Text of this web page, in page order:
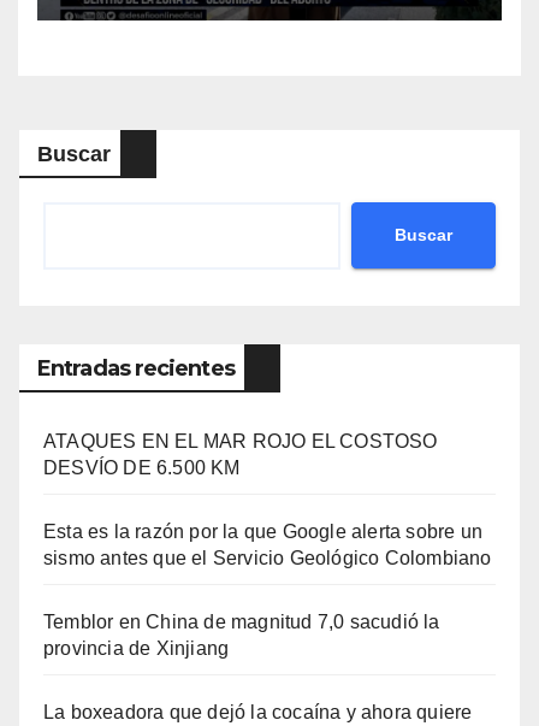
Buscar
Buscar
Entradas recientes
ATAQUES EN EL MAR ROJO EL COSTOSO
DESVÍO DE 6.500 KM
Esta es la razón por la que Google alerta sobre un
sismo antes que el Servicio Geológico Colombiano
Temblor en China de magnitud 7,0 sacudió la
provincia de Xinjiang
La boxeadora que dejó la cocaína y ahora quiere